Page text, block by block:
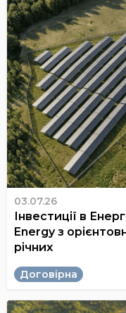
03.07.26
Інвестиції в
Energy з
річних
Договірна